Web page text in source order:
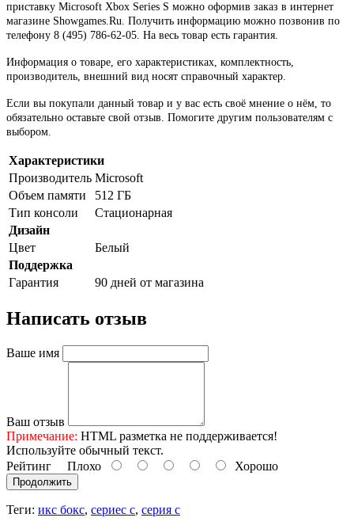
приставку Microsoft Xbox Series S можно оформив заказ в интернет
магазине Showgames.Ru. Получить информацию можно позвонив по
телефону 8 (495) 786-62-05. На весь товар есть гарантия.
Информация о товаре, его характеристиках, комплектность,
производитель, внешний вид носят справочный характер.
Если вы покупали данный товар и у вас есть своё мнение о нём, то
обязательно оставьте свой отзыв. Помогите другим пользователям с
выбором.
Характеристики
Производитель Microsoft
Объем памяти
512 ГБ
Тип консоли
Стационарная
Дизайн
Цвет
Белый
Поддержка
Гарантия
90 дней от магазина
Написать отзыв
Ваше имя
Ваш отзыв
Примечание: HTML разметка не поддерживается!
Используйте обычный текст.
Рейтинг Плохо Хорошо
Продолжить
Теги: икс бокс, сериес с, серия с